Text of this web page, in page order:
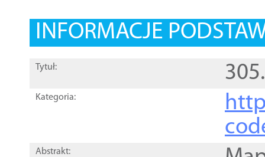
INFORMACJE
Tytuł:
Kategoria:
Abstrakt: